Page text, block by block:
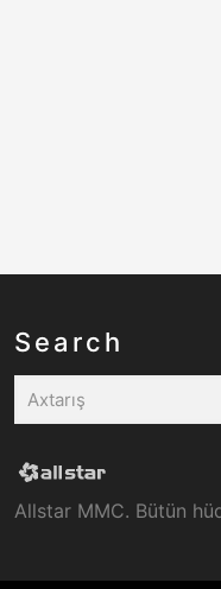
Search
Allstar MMC. Bütün